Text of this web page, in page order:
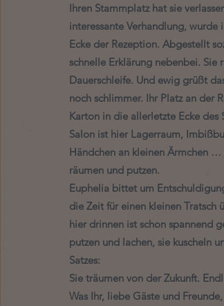
Ihren Stammplatz hat sie
interessante Verhandlung,
Ecke der Rezeption. Abgestellt
schnelle Erklärung nebenbei. Sie
Dauerschleife. Und ewig grüßt
noch schlimmer. Ihr Platz an der
Karton in die allerletzte Ecke des
Salon ist hier Lagerraum,
Händchen an kleinen Ärmchen
räumen und putzen.
Euphelia bittet um
die Zeit für einen kleinen Tratsch
hier drinnen ist schon spannend
putzen und lachen, sie kuscheln
Satzes:
Sie träumen von der Zukunft.
Was Ihr, liebe Gäste und